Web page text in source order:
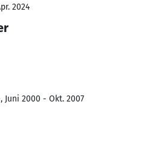
2024
Juni 2000 - Okt. 2007